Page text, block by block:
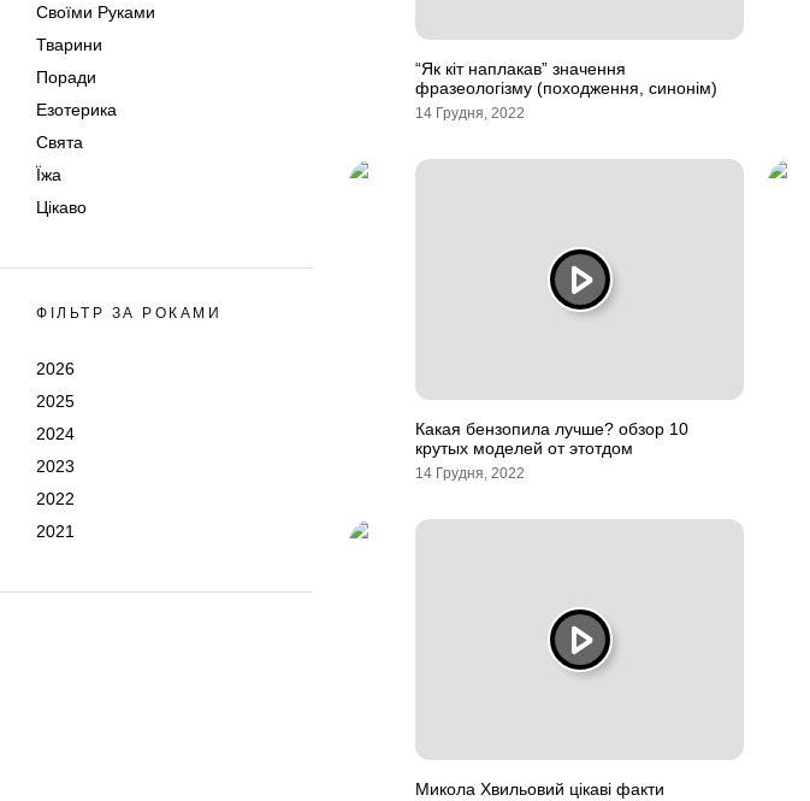
Своїми Руками
Тварини
Поради
Езотерика
Свята
Їжа
Цікаво
ФІЛЬТР ЗА РОКАМИ
2026
2025
2024
2023
2022
2021
“Як кіт наплакав” значення
фразеологізму (походження, синонім)
14 Грудня, 2022
Какая бензопила лучше? обзор 10
крутых моделей от этотдом
14 Грудня, 2022
Микола Хвильовий цікаві факти